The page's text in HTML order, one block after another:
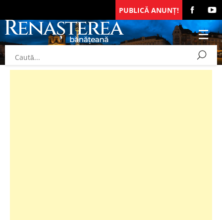
PUBLICĂ ANUNȚ!